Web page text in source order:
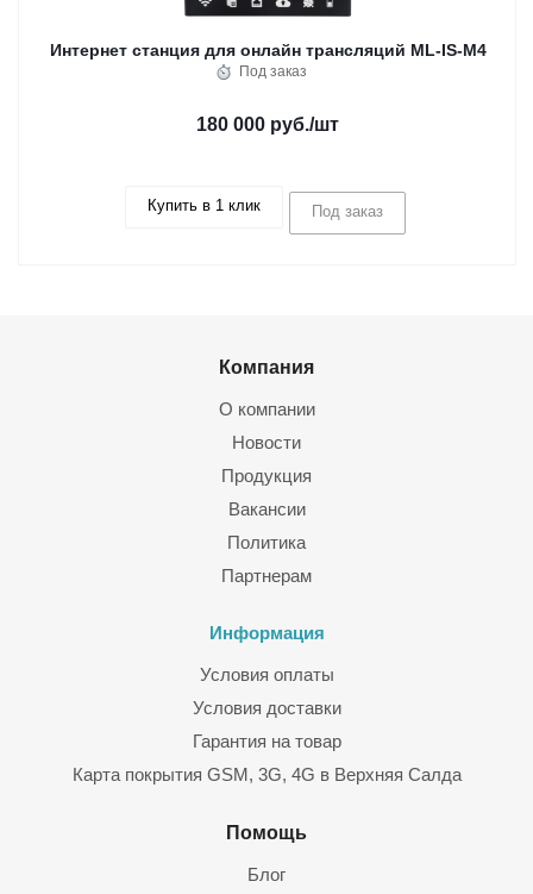
Интернет станция для онлайн трансляций ML-IS-M4
Под заказ
180 000 руб./шт
Купить в 1 клик Под заказ
Компания
О компании
Новости
Продукция
Вакансии
Политика
Партнерам
Информация
Условия оплаты
Условия доставки
Гарантия на товар
Карта покрытия GSM, 3G, 4G в Верхняя Салда
Помощь
Блог